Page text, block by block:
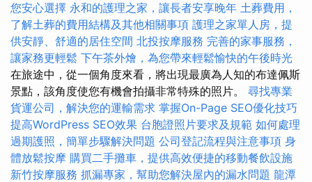
您安心選擇 永和的護理之家，讓長者安享晚年 土葬費用，
了解土葬的費用結構及其他相關事項 護理之家單人房，提
供安靜、舒適的居住空間 北投按摩服務 完善的家事服務，
讓家務更輕鬆 下午茶外燴，為您帶來輕鬆愉快的午後時光
在旅途中，從一個角度來看，將出現最廣為人知的布達佩斯
景點，該角度使您有機會拍攝非常特殊的照片。 尋找專業
貨運公司，解決您的運輸需求 掌握On-Page SEO優化技巧
提高WordPress SEO效果 台胞證照片要求及規範 如何處理
過期護照，簡單步驟解決問題 公司登記流程與注意事項 身
體放鬆按摩 購買二手攤車，提供高效便捷的移動餐飲設施
新竹按摩服務 抓漏專家，幫助您解決屋內的漏水問題 龍潭